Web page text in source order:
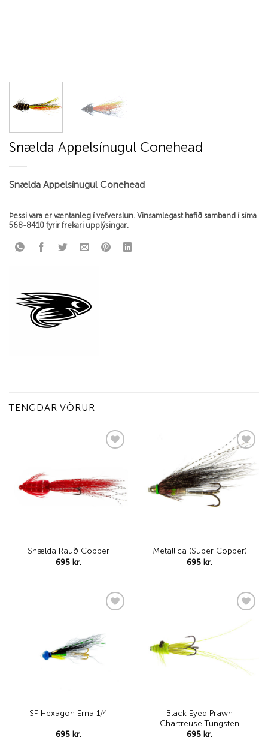
Snælda Appelsínugul Conehead
Snælda Appelsínugul Conehead
Þessi vara er væntanleg í vefverslun. Vinsamlegast hafið samband í síma
568-8410 fyrir frekari upplýsingar.
TENGDAR VÖRUR
Snælda Rauð Copper
695 kr.
Add to
wishlist
Metallica (Super Copper)
695 kr.
SF Hexagon Erna 1/4
695 kr.
wishlist
Black Eyed Prawn
Chartreuse Tungsten
695 kr.